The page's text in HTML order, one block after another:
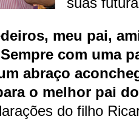
meu pai,
com uma
abraço
o melhor pai
do filho